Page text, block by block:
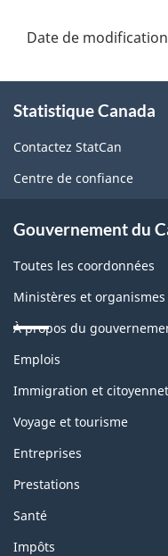
Date de
propos
de
ce
Statistique Canada
Contactez StatCan
Centre de confiance
Gouvernement du
Toutes les coordonnées
Ministères et organismes
À propos du
Thèmes
sujets
Emplois
Immigration et
Voyage et tourisme
Entreprises
Prestations
Santé
Impôts